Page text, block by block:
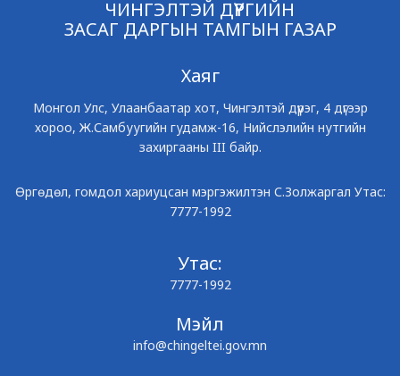
ЧИНГЭЛТЭЙ ДҮҮРГИЙН
ЗАСАГ ДАРГЫН ТАМГЫН ГАЗАР
Хаяг
Монгол Улс, Улаанбаатар хот, Чингэлтэй дүүрэг, 4 дүгээр
хороо, Ж.Самбуугийн гудамж-16, Нийслэлийн нутгийн
захиргааны III байр.
Өргөдөл, гомдол хариуцсан мэргэжилтэн С.Золжаргал Утас:
7777-1992
Утас:
7777-1992
Мэйл
info@chingeltei.gov.mn